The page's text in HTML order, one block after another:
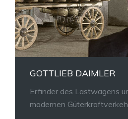
GOTTLIEB DAIMLER
Erfinder des Lastwagens
modernen